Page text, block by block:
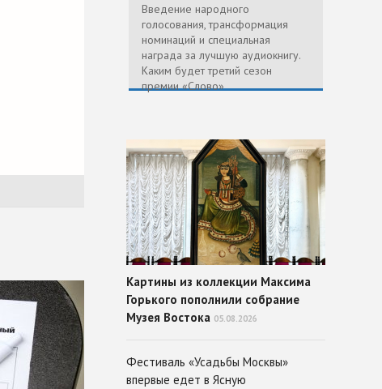
Введение народного
голосования, трансформация
номинаций и специальная
награда за лучшую аудиокнигу.
Каким будет третий сезон
премии «Слово»
Картины из коллекции Максима
Горького пополнили собрание
Музея Востока 05.08.2026
Фестиваль «Усадьбы Москвы»
впервые едет в Ясную